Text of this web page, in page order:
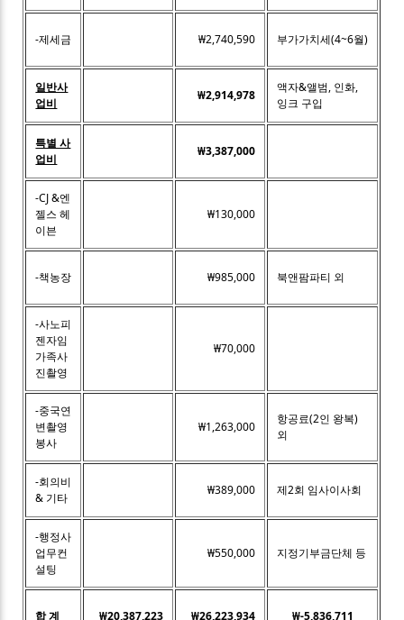
-제세금 ₩2,740,590 부가가치세(4~6월)
일반사
업비
₩2,914,978
액자&앨범, 인화,
잉크 구입
특별 사
업비
₩3,387,000
-CJ &엔
젤스 헤
이븐
₩130,000
-책농장 ₩985,000 북앤팜파티 외
-사노피
젠자임
가족사
진촬영
₩70,000
-중국연
변촬영
봉사
₩1,263,000
항공료(2인 왕복)
외
-회의비
& 기타
₩389,000 제2회 임사이사회
-행정사
업무컨
설팅
₩550,000 지정기부금단체 등
합 계 ₩20,387,223 ₩26,223,934 ₩-5,836,711